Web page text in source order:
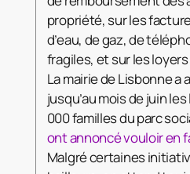
propriété, sur les
d’eau, de gaz, de
fragiles, et sur les
La mairie de Lisbonne a
jusqu’au mois de juin
000 familles du parc
ont annoncé vouloir en
Malgré certaines